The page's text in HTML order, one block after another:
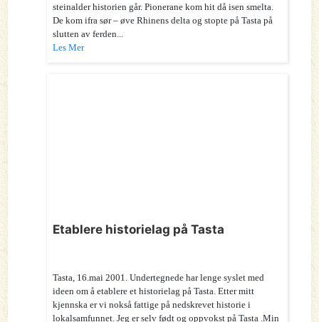
steinalder historien går. Pionerane kom hit då isen smelta.
De kom ifra sør – øve Rhinens delta og stopte på Tasta på
slutten av ferden...
Les Mer
Etablere historielag på Tasta
Tasta, 16.mai 2001. Undertegnede har lenge syslet med
ideen om å etablere et historielag på Tasta. Etter mitt
kjennska er vi nokså fattige på nedskrevet historie i
lokalsamfunnet. Jeg er selv født og oppvokst på Tasta .Min